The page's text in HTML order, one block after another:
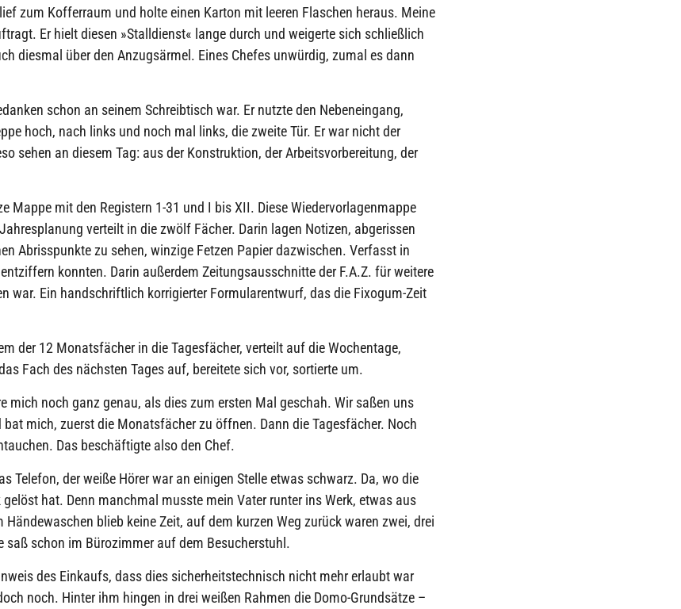
zum Kofferraum und holte einen Karton mit leeren Flaschen heraus. Meine
Er hielt diesen »Stalldienst« lange durch und weigerte sich schließlich
diesmal über den Anzugsärmel. Eines Chefes unwürdig, zumal es dann
schon an seinem Schreibtisch war. Er nutzte den Nebeneingang,
hoch, nach links und noch mal links, die zweite Tür. Er war nicht der
sehen an diesem Tag: aus der Konstruktion, der Arbeitsvorbereitung, der
Mappe mit den Registern 1-31 und I bis XII. Diese Wiedervorlagenmappe
verteilt in die zwölf Fächer. Darin lagen Notizen, abgerissen
Abrisspunkte zu sehen, winzige Fetzen Papier dazwischen. Verfasst in
konnten. Darin außerdem Zeitungsausschnitte der F.A.Z. für weitere
war. Ein handschriftlich korrigierter Formularentwurf, das die Fixogum-Zeit
der 12 Monatsfächer in die Tagesfächer, verteilt auf die Wochentage,
Fach des nächsten Tages auf, bereitete sich vor, sortierte um.
mich noch ganz genau, als dies zum ersten Mal geschah. Wir saßen uns
mich, zuerst die Monatsfächer zu öffnen. Dann die Tagesfächer. Noch
Das beschäftigte also den Chef.
Telefon, der weiße Hörer war an einigen Stelle etwas schwarz. Da, wo die
hat. Denn manchmal musste mein Vater runter ins Werk, etwas aus
blieb keine Zeit, auf dem kurzen Weg zurück waren zwei, drei
saß schon im Bürozimmer auf dem Besucherstuhl.
des Einkaufs, dass dies sicherheitstechnisch nicht mehr erlaubt war
noch. Hinter ihm hingen in drei weißen Rahmen die Domo-Grundsätze –